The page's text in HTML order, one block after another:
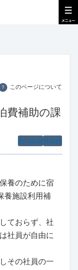
？ このページについて
費補助の課
所得税
給与所得
養のために宿
養施設利用補
ておらず、社
社員が自由に
その社員の一